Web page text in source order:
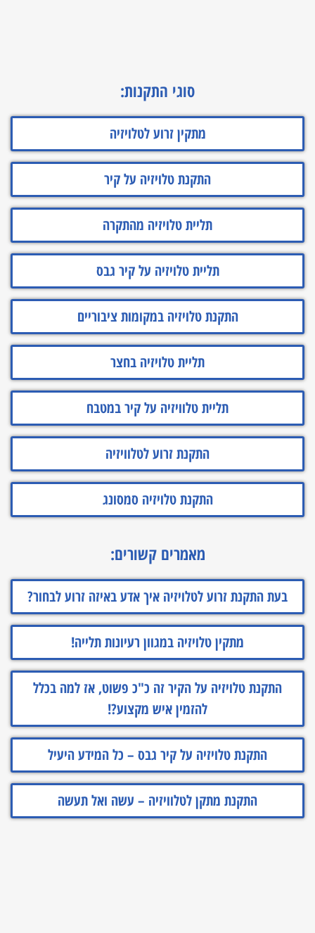
סוגי התקנות:
מתקין זרוע לטלויזיה
התקנת טלויזיה על קיר
תליית טלויזיה מהתקרה
תליית טלויזיה על קיר גבס
התקנת טלויזיה במקומות ציבוריים
תליית טלויזיה בחצר
תליית טלוויזיה על קיר במטבח
התקנת זרוע לטלוויזיה
התקנת טלויזיה סמסונג
מאמרים קשורים:
בעת התקנת זרוע לטלויזיה איך אדע באיזה זרוע לבחור?
מתקין טלויזיה במגוון רעיונות תלייה!
התקנת טלויזיה על הקיר זה כ"כ פשוט, אז למה בכלל
להזמין איש מקצוע?!
התקנת טלויזיה על קיר גבס – כל המידע היעיל
התקנת מתקן לטלוויזיה – עשה ואל תעשה